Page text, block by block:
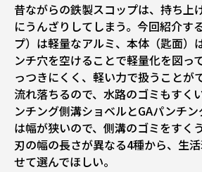
昔ながらの鉄製スコップは、持ち上
にうんざりしてしまう。今回紹介す
プ）は軽量なアルミ、本体（匙面）
ンチ穴を空けることで軽量化を図っ
っつきにくく、軽い力で扱うことが
流れ落ちるので、水路のゴミもすく
ンチング側溝ショベルとGAパンチ
は幅が狭いので、側溝のゴミをすく
刃の幅の長さが異なる4種から、生
せて選んでほしい。